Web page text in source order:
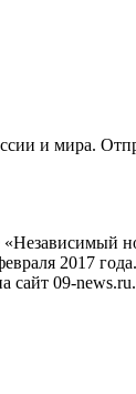
и мира.
2017
сайт 09-